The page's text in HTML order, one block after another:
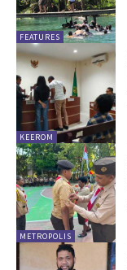
FEATURES
KEEROM
METROPOLIS